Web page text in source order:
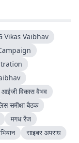
Vikas Vaibhav
आईजी विकास वैभव
समीक्षा बैठक
मगध रेंज
साइबर अपराध